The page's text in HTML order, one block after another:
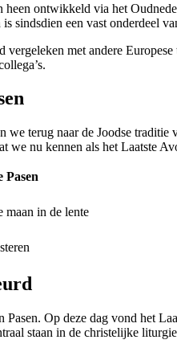
heen ontwikkeld via het
sindsdien een vast onderdeel
met andere
we terug naar de Joodse traditie
we nu kennen als het Laatste
Pasen
maan in de lente
Pasen. Op deze dag vond het
staan in de christelijke